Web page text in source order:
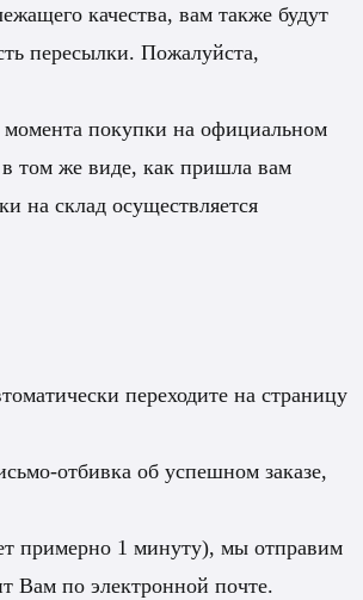
качества, вам также будут
пересылки. Пожалуйста,
момента покупки на официальном
том же виде, как пришла вам
на склад осуществляется
переходите на страницу
отбивка об успешном заказе,
примерно 1 минуту), мы отправим
Вам по электронной почте.